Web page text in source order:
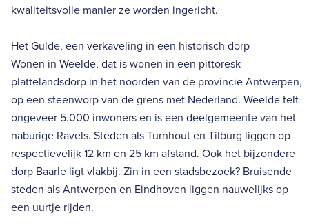
kwaliteitsvolle manier ze worden ingericht.
Het Gulde, een verkaveling in een historisch dorp
Wonen in Weelde, dat is wonen in een pittoresk
plattelandsdorp in het noorden van de provincie Antwerpen,
op een steenworp van de grens met Nederland. Weelde telt
ongeveer 5.000 inwoners en is een deelgemeente van het
naburige Ravels. Steden als Turnhout en Tilburg liggen op
respectievelijk 12 km en 25 km afstand. Ook het bijzondere
dorp Baarle ligt vlakbij. Zin in een stadsbezoek? Bruisende
steden als Antwerpen en Eindhoven liggen nauwelijks op
een uurtje rijden.